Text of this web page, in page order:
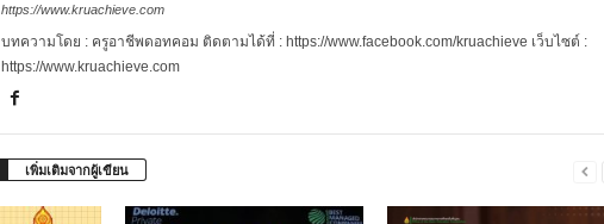
https://www.kruachieve.com
บทความโดย : ครูอาชีพดอทคอม ติดตามได้ที่ : https://www.facebook.com/kruachieve เว็บไซต์ :
https://www.kruachieve.com
เพิ่มเติมจากผู้เขียน